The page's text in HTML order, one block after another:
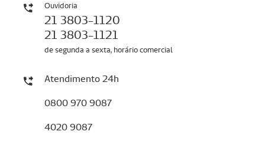
Ouvidoria
21 3803-1120
21 3803-1121
de segunda a sexta, horário comercial
Atendimento 24h
0800 970 9087
4020 9087